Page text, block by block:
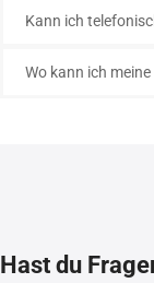
Kann ich
Wo kann ich
Hast du